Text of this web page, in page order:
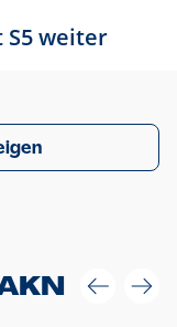
S5 weiter